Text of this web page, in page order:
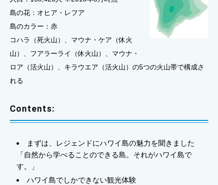
島の花：オヒア・レフア
島のカラー：赤
コハラ（死火山）、マウナ・ケア（休火
山）、フアラーライ（休火山）、マウナ・
ロア（活火山）、キラウエア（活火山）の5つの火山帯で構成さ
れる
Contents:
まずは、レジェンドにハワイ島の魅力を聞きました
「自然から学べることのできる島。それがハワイ島で
す。」
ハワイ島でしかできない観光体験